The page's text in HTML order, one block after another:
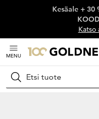
Ohita siirtymä, siirry
Kesäale + 30
MENU
Hae
Koti Kengät ja asusteet